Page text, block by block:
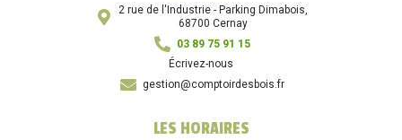
2 rue de l'Industrie - Parking Dimabois,
68700 Cernay
03 89 75 91 15
Écrivez-nous
gestion@comptoirdesbois.fr
LES HORAIRES